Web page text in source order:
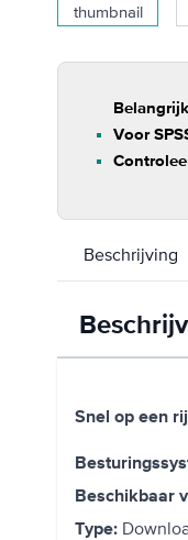
Voor
Beschrijving
Snel op een
Beschikbaar
Type: